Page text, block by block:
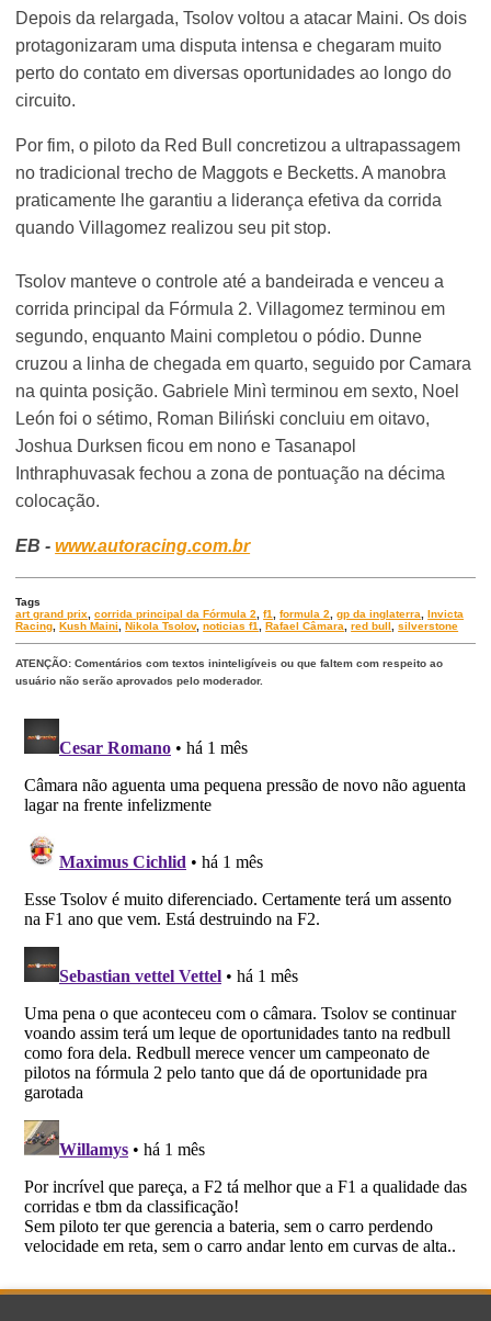
Depois da relargada, Tsolov voltou a atacar Maini. Os dois
protagonizaram uma disputa intensa e chegaram muito
perto do contato em diversas oportunidades ao longo do
circuito.
Por fim, o piloto da Red Bull concretizou a ultrapassagem
no tradicional trecho de Maggots e Becketts. A manobra
praticamente lhe garantiu a liderança efetiva da corrida
quando Villagomez realizou seu pit stop.
Tsolov manteve o controle até a bandeirada e venceu a
corrida principal da Fórmula 2. Villagomez terminou em
segundo, enquanto Maini completou o pódio. Dunne
cruzou a linha de chegada em quarto, seguido por Camara
na quinta posição. Gabriele Minì terminou em sexto, Noel
León foi o sétimo, Roman Biliński concluiu em oitavo,
Joshua Durksen ficou em nono e Tasanapol
Inthraphuvasak fechou a zona de pontuação na décima
colocação.
EB -www.autoracing.com.br
Tags
art grand prix
,corrida principal da Fórmula 2 ,f1 ,formula 2 ,gp da inglaterra ,Invicta
Racing ,Kush Maini ,Nikola Tsolov,noticias f1 ,Rafael Câmara ,red bull ,silverstone
ATENÇÃO: Comentários com textos ininteligíveis ou que faltem com respeito ao
usuário não serão aprovados pelo moderador.